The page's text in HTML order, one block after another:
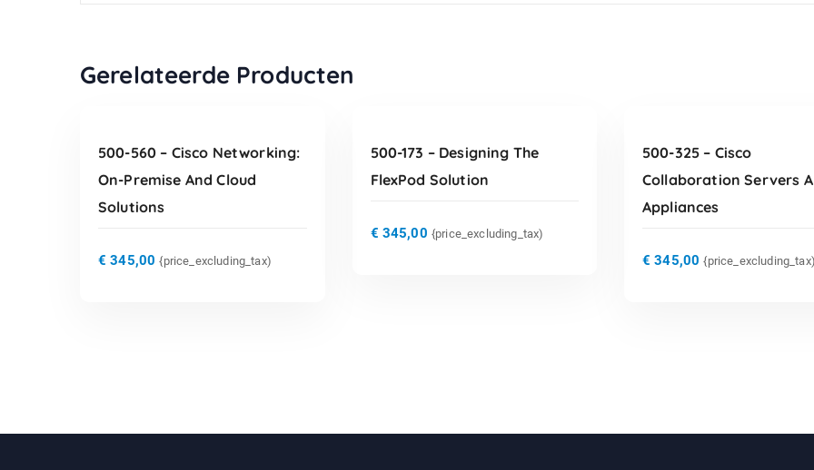
Gerelateerde Producten
TOEVOEGEN AAN
500-560 – Cisco Networking:
On-Premise And Cloud
Solutions
€ 345,00 {price_excluding_tax)
500-173 – Designing The
FlexPod Solution
€ 345,00 {price_excluding_tax)
500-325 – Cisco
Collaboration Servers
Appliances
€ 345,00